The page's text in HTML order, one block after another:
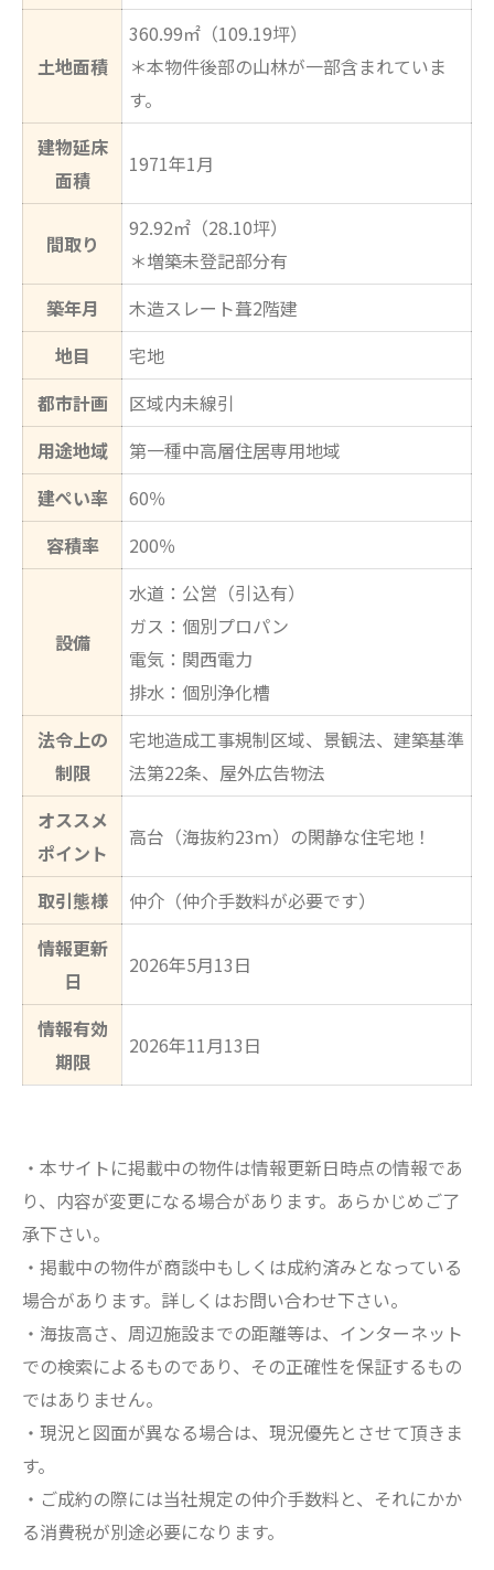
土地面積
360.99㎡（109.19坪）
＊本物件後部の山林が一部含まれていま
す。
建物延床
面積
1971年1月
間取り
92.92㎡（28.10坪）
＊増築未登記部分有
築年月
木造スレート葺2階建
地目
宅地
都市計画
区域内未線引
用途地域
第一種中高層住居専用地域
建ぺい率
60％
容積率
200％
設備
水道：公営（引込有）
ガス：個別プロパン
電気：関西電力
排水：個別浄化槽
法令上の
制限
宅地造成工事規制区域、景観法、建築基準
法第22条、屋外広告物法
オススメ
ポイント
高台（海抜約23ｍ）の閑静な住宅地！
取引態様
仲介（仲介手数料が必要です）
情報更新
日
2026年5月13日
情報有効
期限
2026年11月13日
・本サイトに掲載中の物件は情報更新日時点の情報であ
り、内容が変更になる場合があります。あらかじめご了
承下さい。
・掲載中の物件が商談中もしくは成約済みとなっている
場合があります。詳しくはお問い合わせ下さい。
・海抜高さ、周辺施設までの距離等は、インターネット
での検索によるものであり、その正確性を保証するもの
ではありません。
・現況と図面が異なる場合は、現況優先とさせて頂きま
す。
・ご成約の際には当社規定の仲介手数料と、それにかか
る消費税が別途必要になります。